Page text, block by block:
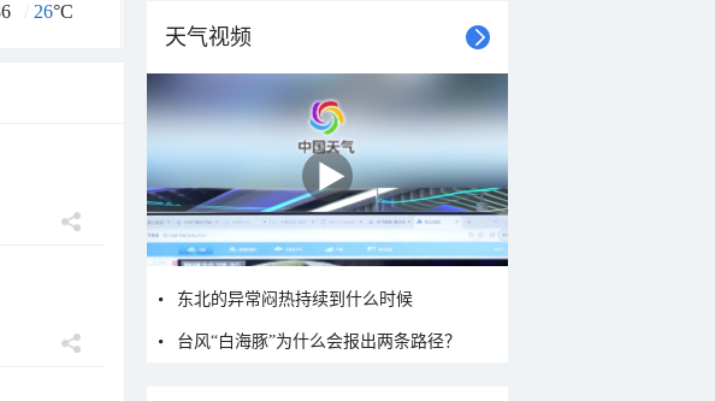
/ 26°C
天气视频
东北的异常闷热持续到什么时候
台风“白海豚”为什么会报出两条路径？